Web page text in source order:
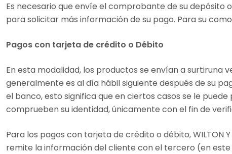
Es necesario que envíe el comprobante de su depósito
para solicitar más información de su pago. Para su
Pagos con tarjeta de crédito o Débito
En esta modalidad, los productos se envían a surtiruna
generalmente es al día hábil siguiente después de su
el banco, esto significa que en ciertos casos se le
comprueben su identidad, únicamente con el fin de
Para los pagos con tarjeta de crédito o débito, WILTON
remite la información del cliente con el tercero (en este